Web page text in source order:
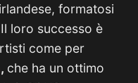
formatosi
loro successo è
come per
, che ha un ottimo